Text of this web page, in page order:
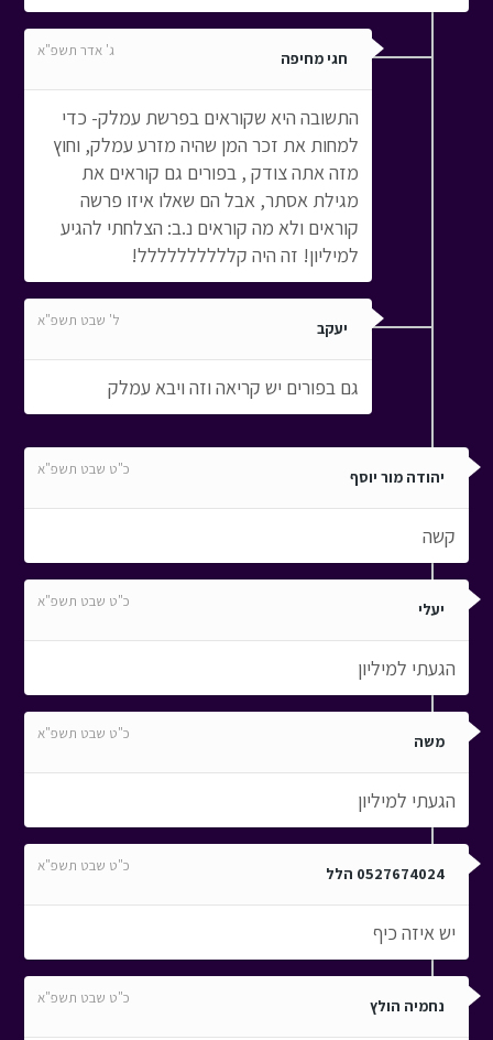
חגי מחיפה ג' אדר תשפ"א
התשובה היא שקוראים בפרשת עמלק- כדי
למחות את זכר המן שהיה מזרע עמלק, וחוץ
מזה אתה צודק , בפורים גם קוראים את
מגילת אסתר, אבל הם שאלו איזו פרשה
קוראים ולא מה קוראים נ.ב: הצלחתי להגיע
למיליון! זה היה קלללללללללל!
יעקב ל' שבט תשפ"א
גם בפורים יש קריאה וזה ויבא עמלק
יהודה מור יוסף כ"ט שבט תשפ"א
קשה
יעלי כ"ט שבט תשפ"א
הגעתי למיליון
משה כ"ט שבט תשפ"א
הגעתי למיליון
0527674024 הלל כ"ט שבט תשפ"א
יש איזה כיף
נחמיה הולץ כ"ט שבט תשפ"א